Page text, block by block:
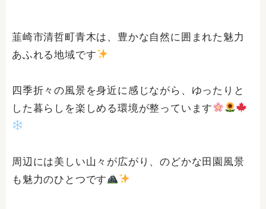
韮崎市清哲町青木は、豊かな自然に囲まれた魅力
あふれる地域です
四季折々の風景を身近に感じながら、ゆったりと
した暮らしを楽しめる環境が整っています
周辺には美しい山々が広がり、のどかな田園風景
も魅力のひとつです